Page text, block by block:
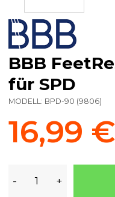
BBB
für SPD
MODELL: BPD-90 (9806)
16,99 €
- +